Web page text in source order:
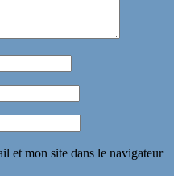
et mon site dans le navigateur